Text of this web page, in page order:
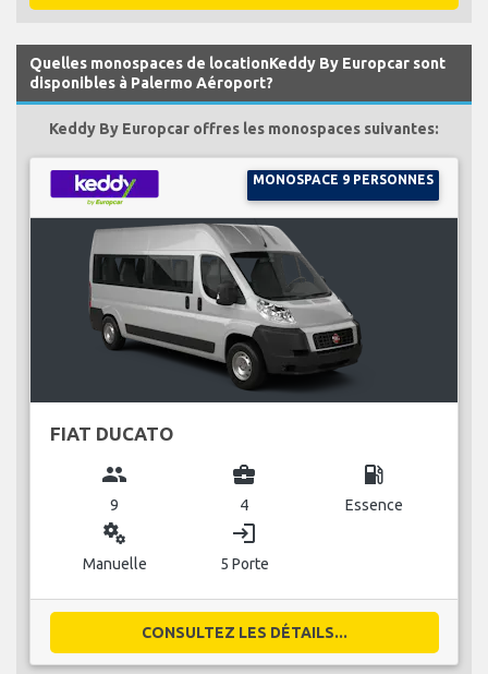
Quelles monospaces de locationKeddy By Europcar sont
disponibles à Palermo Aéroport?
Keddy By Europcar offres les monospaces suivantes:
MONOSPACE 9 PERSONNES
FIAT DUCATO
group
9
business_center
4
local_gas_station
Essence
miscellaneous_services
Manuelle
login
5 Porte
CONSULTEZ LES DÉTAILS...